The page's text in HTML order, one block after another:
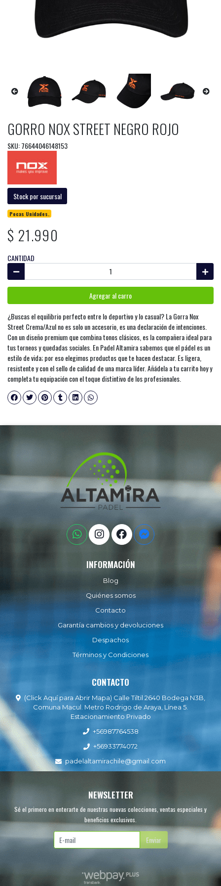
GORRO NOX STREET NEGRO ROJO
SKU: 76644046148153
Stock por sucursal
Pocas Unidades.
$ 21.990
CANTIDAD
Agregar al carro
¿Buscas el equilibrio perfecto entre lo deportivo y lo casual? La Gorra Nox
Street Crema/Azul no es solo un accesorio, es una declaración de intenciones.
Con un diseño premium que combina tonos clásicos, es la compañera ideal para
tus torneos y quedadas sociales. En Padel Altamira sabemos que el pádel es un
estilo de vida; por eso elegimos productos que te hacen destacar. Es ligera,
resistente y con el sello de calidad de una marca líder. Añádela a tu carrito hoy y
completa tu equipación con el toque distintivo de los profesionales.
INFORMACIÓN
Blog
Quiénes somos
Contacto
Garantía cambios y devoluciones
Despachos
Términos y Condiciones
CONTACTO
(Click Aquí para Abrir Mapa) Calle Tiltil 2640 Bodega N3B,
Comuna Macul. Metro Rodrigo de Araya, Línea 5.
Estacionamiento Privado
+56987764538
+56933774072
padelaltamirachile@gmail.com
NEWSLETTER
Sé el primero en enterarte de nuestras nuevas colecciones, ventas especiales y
beneficios exclusivos.
Enviar